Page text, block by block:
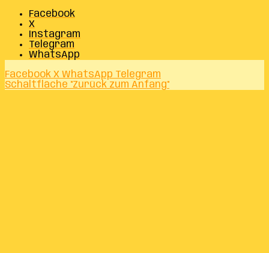
Facebook
X
Instagram
Telegram
WhatsApp
Facebook X WhatsApp Telegram
Schaltfläche "Zurück zum Anfang"